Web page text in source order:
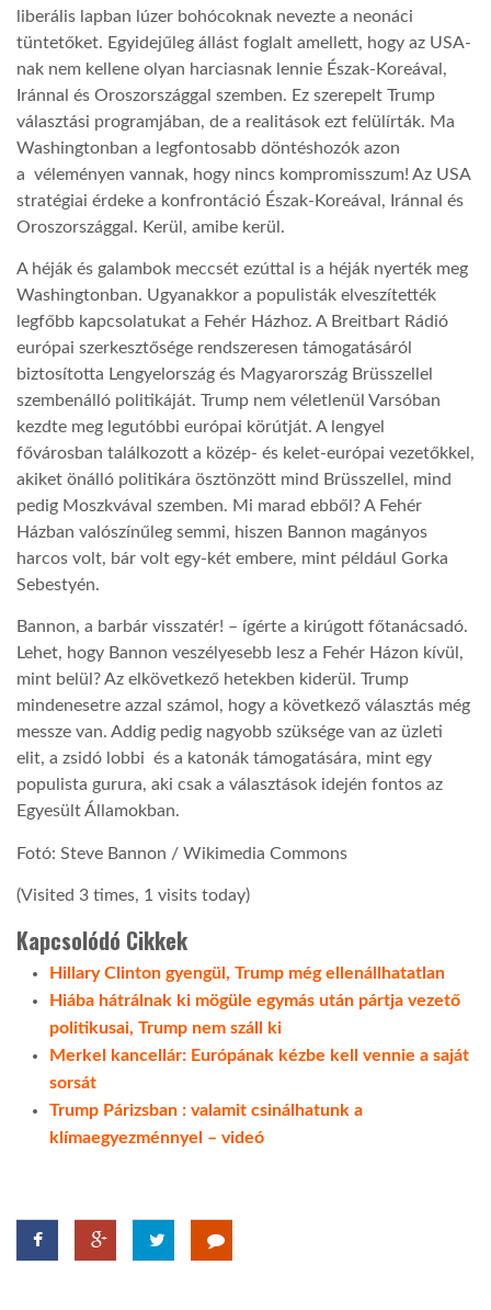
liberális lapban lúzer bohócoknak nevezte a neonáci
tüntetőket. Egyidejűleg állást foglalt amellett, hogy az USA-
nak nem kellene olyan harciasnak lennie Észak-Koreával,
Iránnal és Oroszországgal szemben. Ez szerepelt Trump
választási programjában, de a realitások ezt felülírták. Ma
Washingtonban a legfontosabb döntéshozók azon
a véleményen vannak, hogy nincs kompromisszum! Az USA
stratégiai érdeke a konfrontáció Észak-Koreával, Iránnal és
Oroszországgal. Kerül, amibe kerül.
A héják és galambok meccsét ezúttal is a héják nyerték meg
Washingtonban. Ugyanakkor a populisták elveszítették
legfőbb kapcsolatukat a Fehér Házhoz. A Breitbart Rádió
európai szerkesztősége rendszeresen támogatásáról
biztosította Lengyelország és Magyarország Brüsszellel
szembenálló politikáját. Trump nem véletlenül Varsóban
kezdte meg legutóbbi európai körútját. A lengyel
fővárosban találkozott a közép- és kelet-európai vezetőkkel,
akiket önálló politikára ösztönzött mind Brüsszellel, mind
pedig Moszkvával szemben. Mi marad ebből? A Fehér
Házban valószínűleg semmi, hiszen Bannon magányos
harcos volt, bár volt egy-két embere, mint például Gorka
Sebestyén.
Bannon, a barbár visszatér! – ígérte a kirúgott főtanácsadó.
Lehet, hogy Bannon veszélyesebb lesz a Fehér Házon kívül,
mint belül? Az elkövetkező hetekben kiderül. Trump
mindenesetre azzal számol, hogy a következő választás még
messze van. Addig pedig nagyobb szüksége van az üzleti
elit, a zsidó lobbi és a katonák támogatására, mint egy
populista gurura, aki csak a választások idején fontos az
Egyesült Államokban.
Fotó: Steve Bannon / Wikimedia Commons
(Visited 3 times, 1 visits today)
Kapcsolódó Cikkek
Hillary Clinton gyengül, Trump még ellenállhatatlan
Hiába hátrálnak ki mögüle egymás után pártja vezető
politikusai, Trump nem száll ki
Merkel kancellár: Európának kézbe kell vennie a saját
sorsát
Trump Párizsban : valamit csinálhatunk a
klímaegyezménnyel – videó